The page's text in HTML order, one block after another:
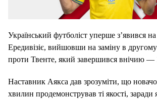
Український футболіст уперше з’явився на
Ередивізіє, вийшовши на заміну в
проти Твенте, який завершився внічию —
Наставник Аякса дав зрозуміти, що
хвилин продемонстрував ті якості, заради